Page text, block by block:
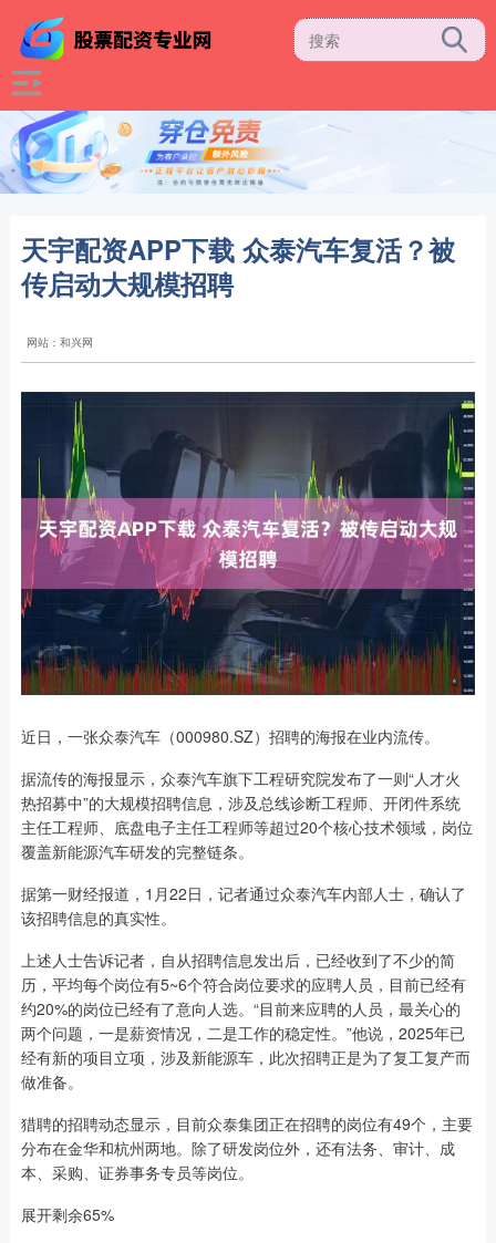
天宇配资APP下载 众泰汽车复活？被
传启动大规模招聘
网站：和兴网
近日，一张众泰汽车（000980.SZ）招聘的海报在业内流传。
据流传的海报显示，众泰汽车旗下工程研究院发布了一则“人才火
热招募中”的大规模招聘信息，涉及总线诊断工程师、开闭件系统
主任工程师、底盘电子主任工程师等超过20个核心技术领域，岗位
覆盖新能源汽车研发的完整链条。
据第一财经报道，1月22日，记者通过众泰汽车内部人士，确认了
该招聘信息的真实性。
上述人士告诉记者，自从招聘信息发出后，已经收到了不少的简
历，平均每个岗位有5~6个符合岗位要求的应聘人员，目前已经有
约20%的岗位已经有了意向人选。“目前来应聘的人员，最关心的
两个问题，一是薪资情况，二是工作的稳定性。”他说，2025年已
经有新的项目立项，涉及新能源车，此次招聘正是为了复工复产而
做准备。
猎聘的招聘动态显示，目前众泰集团正在招聘的岗位有49个，主要
分布在金华和杭州两地。除了研发岗位外，还有法务、审计、成
本、采购、证券事务专员等岗位。
展开剩余65%